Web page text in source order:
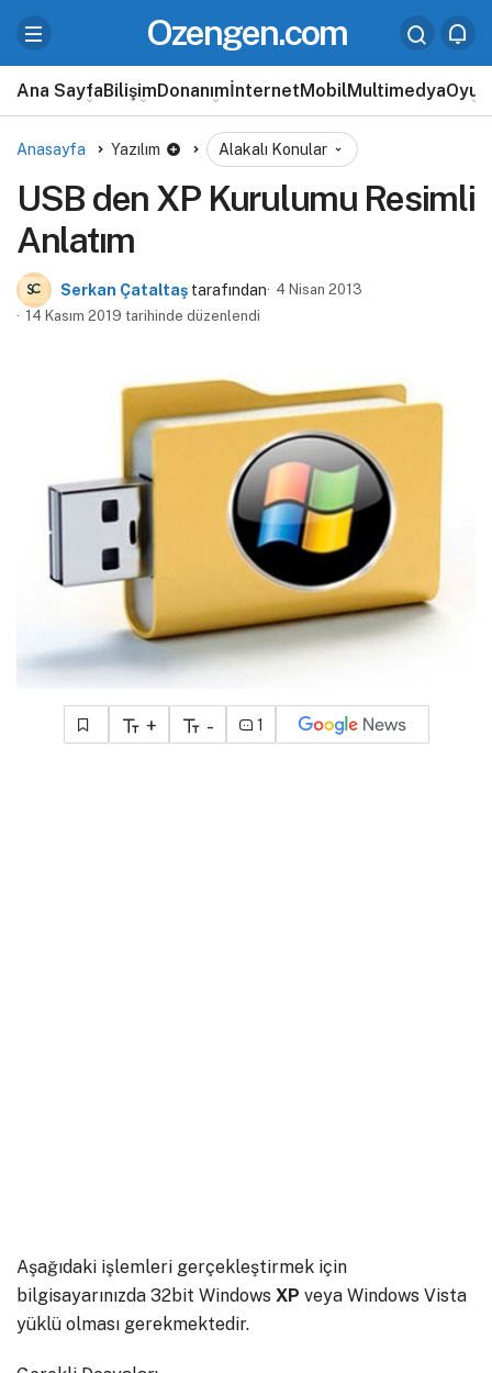
Ozengen.com
Ana SayfaBilişimDonanımİnternetMobilMultimedyaOyun
Anasayfa Yazılım Alakalı Konular
USB den XP Kurulumu Resimli
Anlatım
Serkan Çataltaş tarafından
4 Nisan 2013
14 Kasım 2019 tarihinde düzenlendi
+ - 1
Aşağıdaki işlemleri gerçekleştirmek için
bilgisayarınızda 32bit Windows XP veya Windows Vista
yüklü olması gerekmektedir.